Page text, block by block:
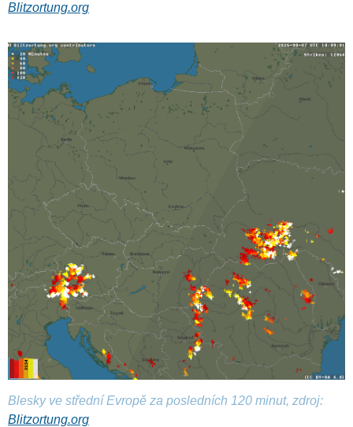
Blitzortung.org
Blesky ve střední Evropě za posledních 120 minut, zdroj:
Blitzortung.org